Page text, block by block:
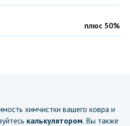
плюс 50%
химчистки вашего ковра и
калькулятором. Вы также